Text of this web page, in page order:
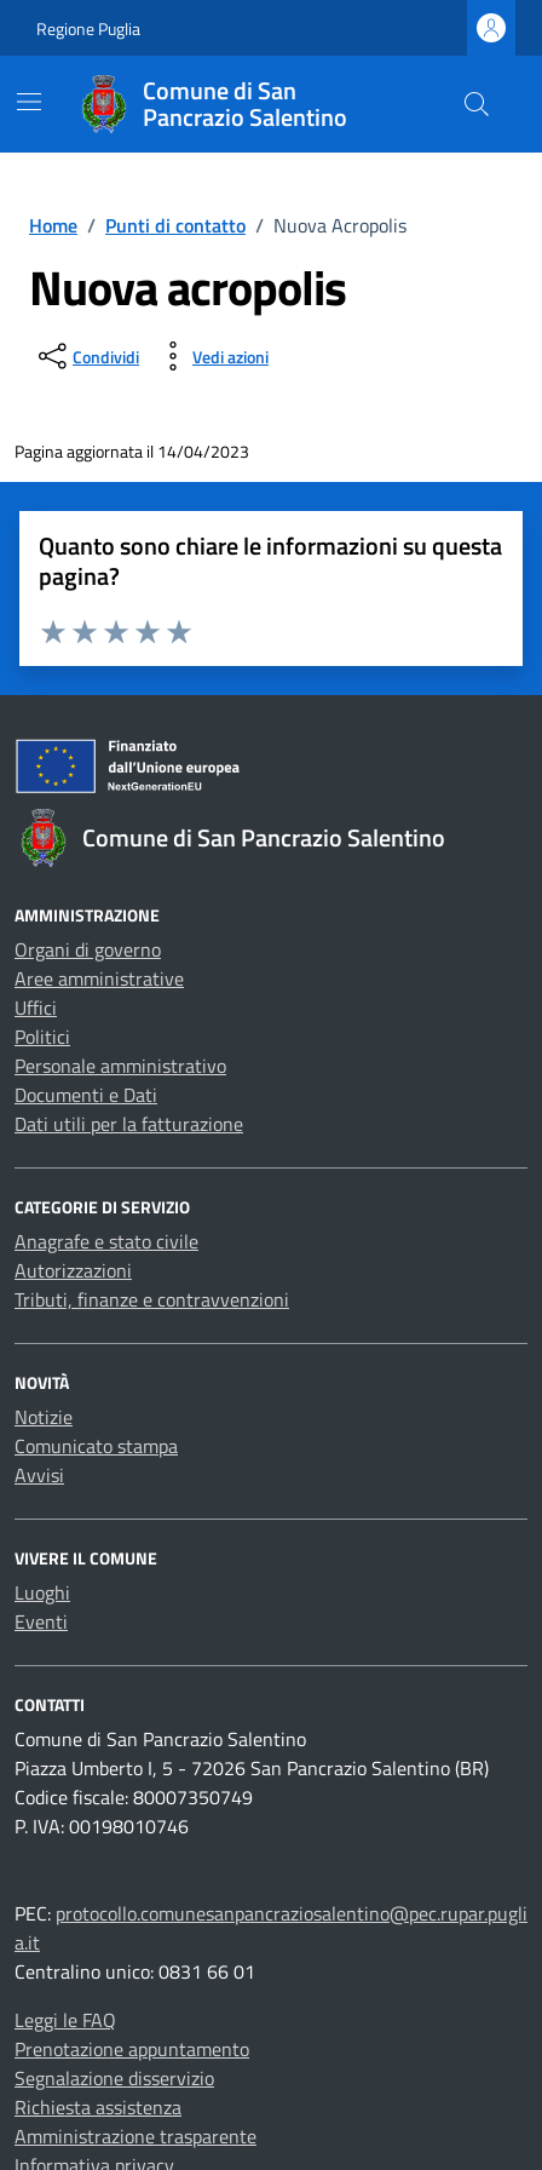
Regione Puglia
Comune di San
Pancrazio Salentino
Home / Punti di contatto / Nuova Acropolis
Nuova acropolis
Condividi Vedi azioni
Pagina aggiornata il 14/04/2023
Quanto sono chiare le informazioni su questa
pagina?
Valuta 5 stelle su 5
Valuta 4 stelle su 5
Valuta 3 stelle su 5
Valuta 2 stelle su 5
Valuta 1 stelle su 5
Comune di San Pancrazio Salentino
AMMINISTRAZIONE
Organi di governo
Aree amministrative
Uffici
Politici
Personale amministrativo
Documenti e Dati
Dati utili per la fatturazione
CATEGORIE DI SERVIZIO
Anagrafe e stato civile
Autorizzazioni
Tributi, finanze e contravvenzioni
NOVITÀ
Notizie
Comunicato stampa
Avvisi
VIVERE IL COMUNE
Luoghi
Eventi
CONTATTI
Comune di San Pancrazio Salentino
Piazza Umberto I, 5 - 72026 San Pancrazio Salentino (BR)
Codice fiscale: 80007350749
P. IVA: 00198010746
PEC: protocollo.comunesanpancraziosalentino@pec.rupar.pugli
a.it
Centralino unico: 0831 66 01
Leggi le FAQ
Prenotazione appuntamento
Segnalazione disservizio
Richiesta assistenza
Amministrazione trasparente